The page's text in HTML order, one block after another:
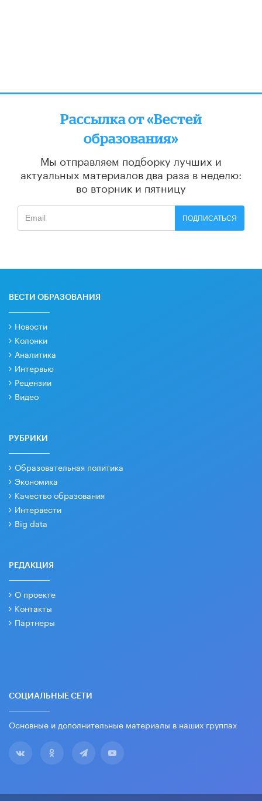
Рассылка от «Вестей
образования»
Мы отправляем подборку лучших и
актуальных материалов два раза в неделю:
во вторник и пятницу
ПОДПИСАТЬСЯ
ВЕСТИ ОБРАЗОВАНИЯ
Новости
Колонки
Аналитика
Интервью
Рецензии
Видео
РУБРИКИ
Образовательная политика
Экономика
Качество образования
Интервести
Big data
РЕДАКЦИЯ
О проекте
Контакты
Партнеры
СОЦИАЛЬНЫЕ СЕТИ
Основные и дополнительные материалы в наших группах